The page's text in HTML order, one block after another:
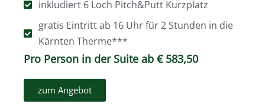
inkludiert 6 Loch Pitch&Putt Kurzplatz
gratis Eintritt ab 16 Uhr für 2 Stunden in die
Kärnten Therme***
Pro Person in der Suite ab € 583,50
zum Angebot